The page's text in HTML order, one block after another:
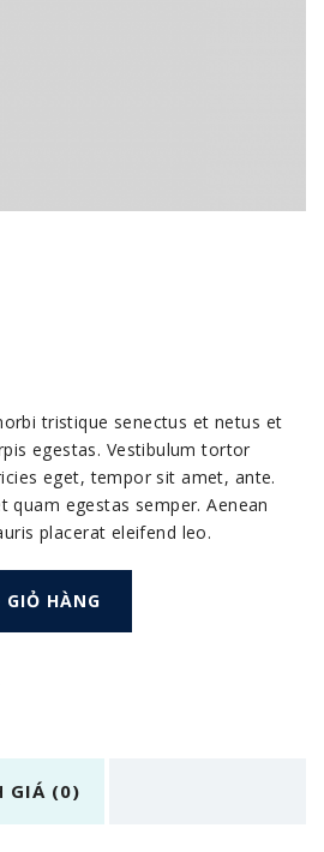
tristique senectus et netus et
egestas. Vestibulum tortor
eget, tempor sit amet, ante.
quam egestas semper. Aenean
placerat eleifend leo.
GIỎ HÀNG
GIÁ (0)